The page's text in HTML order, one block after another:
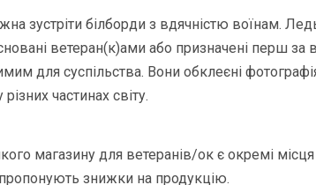
зустріти білборди з вдячністю воїнам.
ветеран(к)ами або призначені перш за
для суспільства. Вони обклеєні
частинах світу.
магазину для ветеранів/ок є окремі
знижки на продукцію.